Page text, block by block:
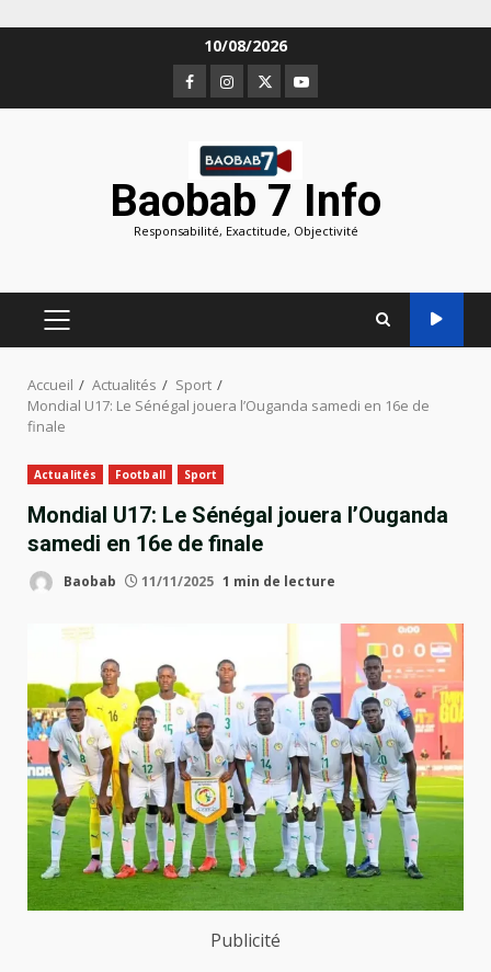
10/08/2026
Facebook
Instagram
TwitterYoutube
Baobab 7 Info
Responsabilité, Exactitude, Objectivité
MENU
PRINCIPAL
Accueil Actualités
Sport
Mondial U17: Le Sénégal jouera l’Ouganda samedi en 16e de
finale
Actualités Football Sport
Mondial U17: Le Sénégal jouera l’Ouganda
samedi en 16e de finale
Baobab 11/11/2025 1 min de lecture
Publicité